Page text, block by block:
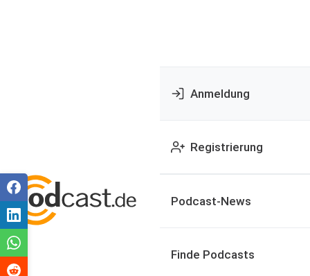
Anmeldung
Registrierung
Podcast-News
Finde Podcasts